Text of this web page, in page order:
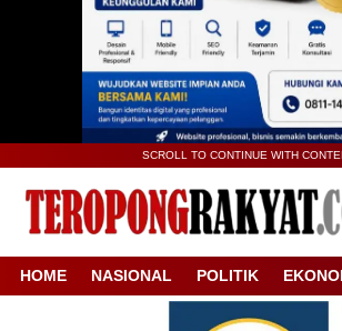
SCROLL TO CONTINUE WITH
HOME NASIONAL POLITIK